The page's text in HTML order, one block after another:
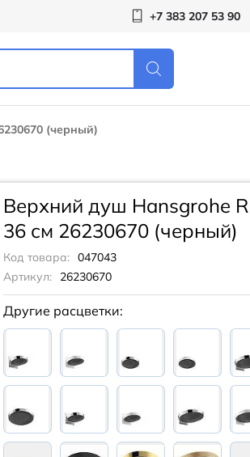
+7 383 207 53 90
(черный)
Верхний душ Hansgrohe
36 см 26230670 (черный)
Код товара: 047043
Артикул:
26230670
Другие расцветки: